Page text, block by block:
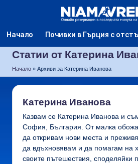
Начало Почивки в Гърция с
Статии от Катерина
Начало » Архиви за Катерина Иванова
Катерина Иванова
Казвам се Катерина Иванова и
София, България. От малка
да откривам нови места и
да вдъхновявам и да помагам на
своите пътешествия, споделяйки